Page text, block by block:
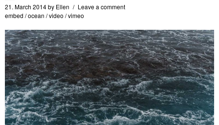
21. March 2014by Ellen
Leave a comment
embed /ocean /video /vimeo